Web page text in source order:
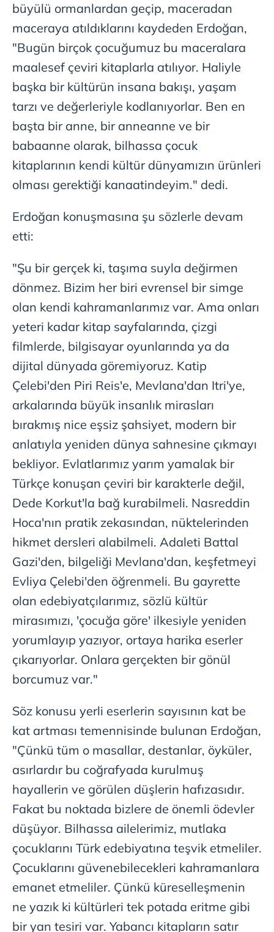
büyülü ormanlardan geçip, maceradan
maceraya atıldıklarını kaydeden Erdoğan,
"Bugün birçok çocuğumuz bu maceralara
maalesef çeviri kitaplarla atılıyor. Haliyle
başka bir kültürün insana bakışı, yaşam
tarzı ve değerleriyle kodlanıyorlar. Ben en
başta bir anne, bir anneanne ve bir
babaanne olarak, bilhassa çocuk
kitaplarının kendi kültür dünyamızın ürünleri
olması gerektiği kanaatindeyim." dedi.
Erdoğan konuşmasına şu sözlerle devam
etti:
"Şu bir gerçek ki, taşıma suyla değirmen
dönmez. Bizim her biri evrensel bir simge
olan kendi kahramanlarımız var. Ama onları
yeteri kadar kitap sayfalarında, çizgi
filmlerde, bilgisayar oyunlarında ya da
dijital dünyada göremiyoruz. Katip
Çelebi'den Piri Reis'e, Mevlana'dan Itri'ye,
arkalarında büyük insanlık mirasları
bırakmış nice eşsiz şahsiyet, modern bir
anlatıyla yeniden dünya sahnesine çıkmayı
bekliyor. Evlatlarımız yarım yamalak bir
Türkçe konuşan çeviri bir karakterle değil,
Dede Korkut'la bağ kurabilmeli. Nasreddin
Hoca'nın pratik zekasından, nüktelerinden
hikmet dersleri alabilmeli. Adaleti Battal
Gazi'den, bilgeliği Mevlana'dan, keşfetmeyi
Evliya Çelebi'den öğrenmeli. Bu gayrette
olan edebiyatçılarımız, sözlü kültür
mirasımızı, 'çocuğa göre' ilkesiyle yeniden
yorumlayıp yazıyor, ortaya harika eserler
çıkarıyorlar. Onlara gerçekten bir gönül
borcumuz var."
Söz konusu yerli eserlerin sayısının kat be
kat artması temennisinde bulunan Erdoğan,
"Çünkü tüm o masallar, destanlar, öyküler,
asırlardır bu coğrafyada kurulmuş
hayallerin ve görülen düşlerin hafızasıdır.
Fakat bu noktada bizlere de önemli ödevler
düşüyor. Bilhassa ailelerimiz, mutlaka
çocuklarını Türk edebiyatına teşvik etmeliler.
Çocuklarını güvenebilecekleri kahramanlara
emanet etmeliler. Çünkü küreselleşmenin
ne yazık ki kültürleri tek potada eritme gibi
bir yan tesiri var. Yabancı kitapların satır